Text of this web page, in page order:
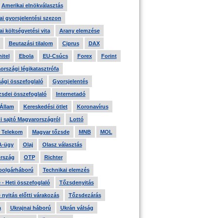
Amerikai elnökválasztás
gyorsjelentési szezon
költségvetési vita Arany elemzése
Beutazási tilalom Ciprus DAX
Ebola EU-Csúcs Forex Forint
légikatasztrófa
összefoglaló Gyorsjelentés
összefoglaló Internetadó
Kereskedési ötlet Koronavírus
sajtó Magyarországról Lottó
Telekom Magyar tőzsde MNB MOL
ügy Olaj Olasz választás
OTP Richter
Technikai elemzés
- Heti összefoglaló Tőzsdenyitás
nyitás előtti várakozás Tőzsdezárás
Ukrajnai háború Ukrán válság